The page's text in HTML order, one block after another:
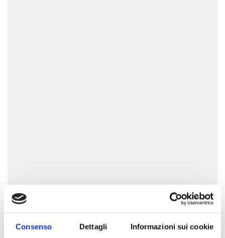
Consenso Dettagli Informazioni sui cookie